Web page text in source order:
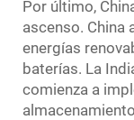
Por último,
ascenso. China
energías
baterías. La
comienza a